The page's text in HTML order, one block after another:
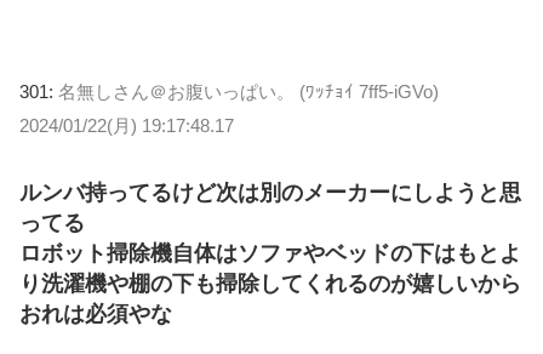
301: 名無しさん＠お腹いっぱい。 (ﾜｯﾁｮｲ 7ff5-iGVo)
2024/01/22(月) 19:17:48.17
ルンバ持ってるけど次は別のメーカーにしようと思
ってる
ロボット掃除機自体はソファやベッドの下はもとよ
り洗濯機や棚の下も掃除してくれるのが嬉しいから
おれは必須やな